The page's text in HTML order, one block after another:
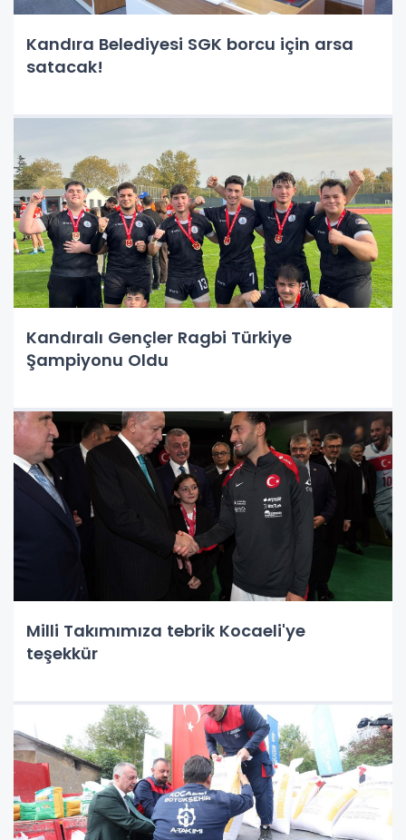
Kandıra Belediyesi SGK borcu için arsa
satacak!
Kandıralı Gençler Ragbi Türkiye
Şampiyonu Oldu
Milli Takımımıza tebrik Kocaeli'ye
teşekkür